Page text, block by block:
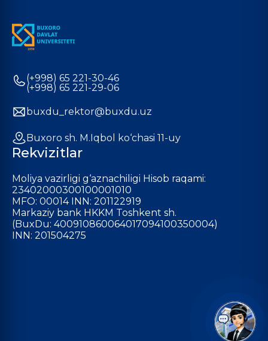
(+998) 65 221-30-46
(+998) 65 221-29-06
buxdu_rektor@buxdu.uz
Buxoro sh. M.Iqbol ko‘chasi 11-uy
Rekvizitlar
Moliya vazirligi g‘aznachiligi Hisob raqami:
23402000300100001010
MFO: 00014 INN: 201122919
Markaziy bank HKKM Toshkent sh.
(BuxDu: 400910860064017094100350004)
INN: 201504275